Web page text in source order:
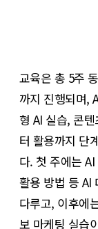
교육은 총 5주
까지 진행되며,
형 AI 실습, 콘
터 활용까지 단
다. 첫 주에는
활용 방법 등 AI
다루고, 이후에
보 마케팅 실습